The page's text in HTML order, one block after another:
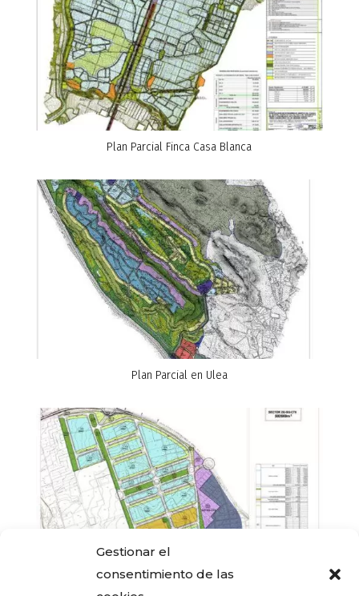
Gestionar el
consentimiento de las
Plan Parcial Finca Casa Blanca
Plan Parcial en Ulea